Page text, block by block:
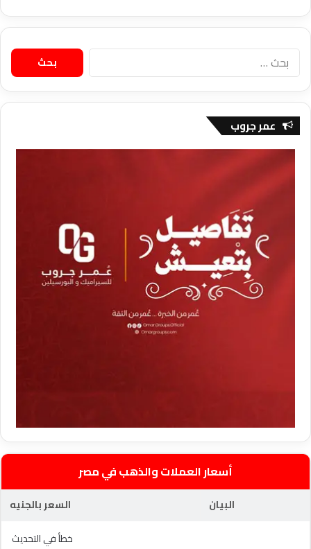
البحث
عن:
عمر جروب
أسعار العملات والذهب في مصر
البيان
السعر بالجنيه
خطأ في التحديث